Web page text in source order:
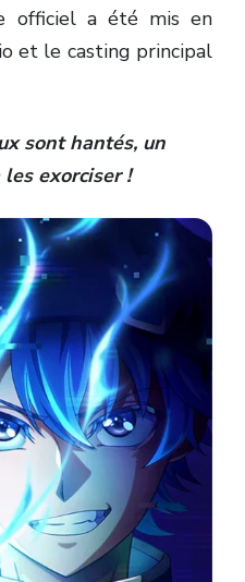
officiel a été mis en
et le casting principal
sont hantés, un
exorciser !